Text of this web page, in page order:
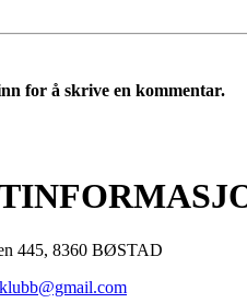
for å skrive en kommentar.
445, 8360 BØSTAD